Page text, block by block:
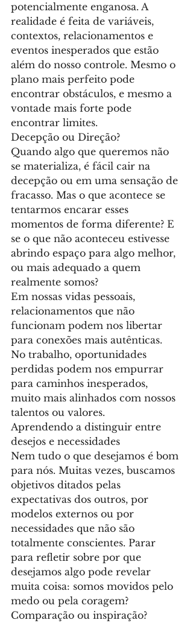
potencialmente enganosa. A
realidade é feita de variáveis,
contextos, relacionamentos e
eventos inesperados que estão
além do nosso controle. Mesmo o
plano mais perfeito pode
encontrar obstáculos, e mesmo a
vontade mais forte pode
encontrar limites.
Decepção ou Direção?
Quando algo que queremos não
se materializa, é fácil cair na
decepção ou em uma sensação de
fracasso. Mas o que acontece se
tentarmos encarar esses
momentos de forma diferente? E
se o que não aconteceu estivesse
abrindo espaço para algo melhor,
ou mais adequado a quem
realmente somos?
Em nossas vidas pessoais,
relacionamentos que não
funcionam podem nos libertar
para conexões mais autênticas.
No trabalho, oportunidades
perdidas podem nos empurrar
para caminhos inesperados,
muito mais alinhados com nossos
talentos ou valores.
Aprendendo a distinguir entre
desejos e necessidades
Nem tudo o que desejamos é bom
para nós. Muitas vezes, buscamos
objetivos ditados pelas
expectativas dos outros, por
modelos externos ou por
necessidades que não são
totalmente conscientes. Parar
para refletir sobre por que
desejamos algo pode revelar
muita coisa: somos movidos pelo
medo ou pela coragem?
Comparação ou inspiração?